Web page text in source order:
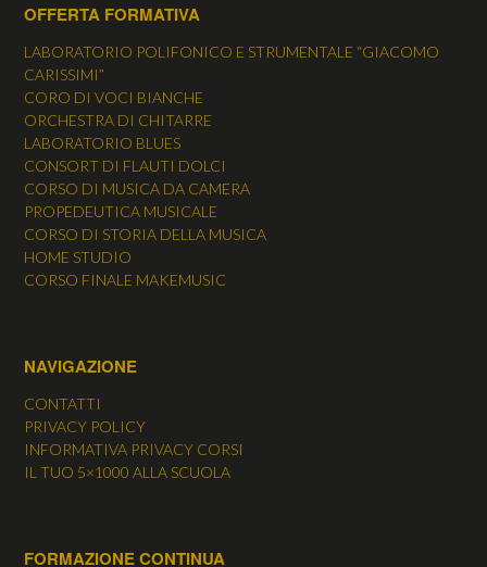
OFFERTA FORMATIVA
LABORATORIO POLIFONICO E STRUMENTALE “GIACOMO
CARISSIMI”
CORO DI VOCI BIANCHE
ORCHESTRA DI CHITARRE
LABORATORIO BLUES
CONSORT DI FLAUTI DOLCI
CORSO DI MUSICA DA CAMERA
PROPEDEUTICA MUSICALE
CORSO DI STORIA DELLA MUSICA
HOME STUDIO
CORSO FINALE MAKEMUSIC
NAVIGAZIONE
CONTATTI
PRIVACY POLICY
INFORMATIVA PRIVACY CORSI
IL TUO 5×1000 ALLA SCUOLA
FORMAZIONE CONTINUA